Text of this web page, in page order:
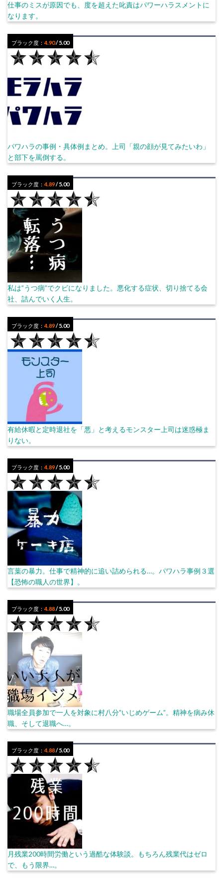
仕事のミスが原因でも、度を超えた叱責はパワーハラスメントに
なります。
ブラック度：4.90/ 5.00
パワハラの事例・具体例まとめ。上司「親の顔が見てみたいわ」
と部下を罵倒する。
ブラック度：4.89/ 5.00
私は”うつ病”でクビになりました。悪化する症状、切り捨てる会
社、詰んでいく人生。
ブラック度：4.89/ 5.00
有給休暇と定時退社を「悪」と考えるモンスター上司は迷惑極ま
りない。
ブラック度：4.89/ 5.00
言葉の暴力。仕事で精神的に追い詰められる…。パワハラ事例３選
【恐怖の職人の世界】。
ブラック度：4.88/ 5.00
職場全員参加で一人を対象に村八分”いじめゲーム”。精神を病み休
職、そして退職へ…。
ブラック度：4.88/ 5.00
月残業200時間労働という過酷な体験談。もちろん残業代はゼロ
で、もう限界…。